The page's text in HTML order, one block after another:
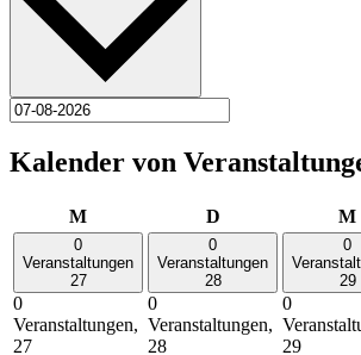
Kalender von
MMontag DDienstag M
0
Veranstaltungen
27
0
Veranstaltungen,
27
0
Veranstaltungen
28
0
Veranstaltungen,
28
0
29
0
29